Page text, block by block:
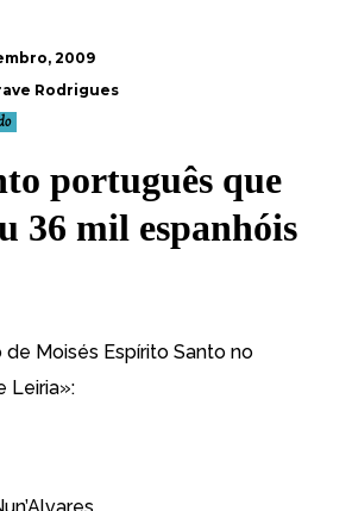
2009
Rodrigues
português que
36 mil espanhóis
de Moisés Espírito Santo no
Leiria»: